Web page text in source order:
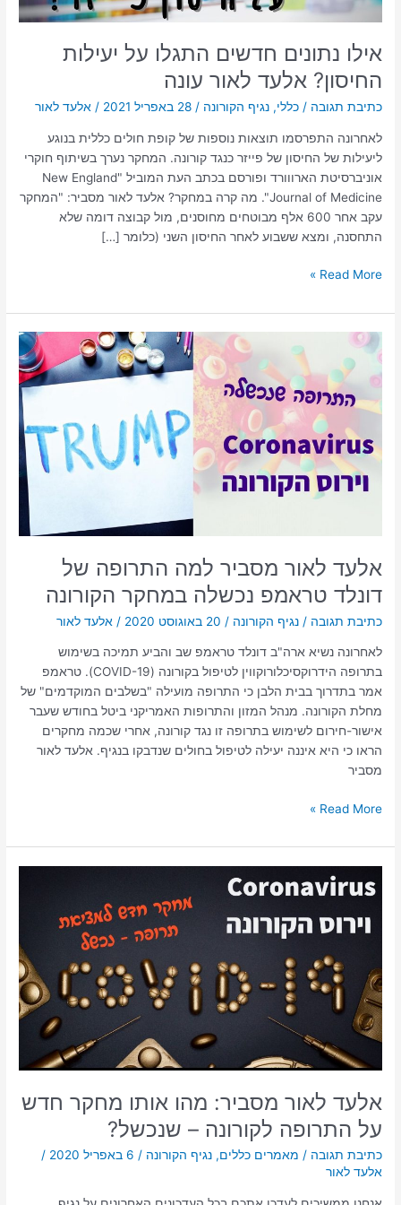
אילו נתונים חדשים התגלו על יעילות
החיסון? אלעד לאור עונה
כתיבת תגובה /כללי,נגיף הקורונה /28 באפריל 2021 /אלעד לאור
לאחרונה התפרסמו תוצאות נוספות של קופת חולים כללית בנוגע
ליעילות של החיסון של פייזר כנגד קורונה. המחקר נערך בשיתוף חוקרי
אוניברסיטת הארווורד ופורסם בכתב העת המוביל "New England
Journal of Medicine". מה קרה במחקר? אלעד לאור מסביר: "המחקר
עקב אחר 600 אלף מבוטחים מחוסנים, מול קבוצה דומה שלא
התחסנה, ומצא ששבוע לאחר החיסון השני (כלומר […]
עונה
Read More »
אלעד לאור מסביר למה התרופה של
דונלד טראמפ נכשלה במחקר הקורונה
כתיבת תגובה /נגיף הקורונה / 20 באוגוסט 2020 /אלעד לאור
לאחרונה נשיא ארה"ב דונלד טראמפ שב והביע תמיכה בשימוש
בתרופה הידרוקסיכלורוקווין לטיפול בקורונה (COVID-19). טראמפ
אמר בתדרוך בבית הלבן כי התרופה מועילה "בשלבים המוקדמים" של
מחלת הקורונה. מנהל המזון והתרופות האמריקני ביטל בחודש שעבר
אישור-חירום לשימוש בתרופה זו נגד קורונה, אחרי שכמה מחקרים
הראו כי היא איננה יעילה לטיפול בחולים שנדבקו בנגיף. אלעד לאור
מסביר
אלעד
לאור
מסביר
למה
של
דונלד
טראמפ
Read More »
אלעד לאור מסביר: מהו אותו מחקר חדש
על התרופה לקורונה – שנכשל?
כתיבת תגובה / מאמרים כללים,נגיף הקורונה / 6 באפריל 2020
/
אלעד לאור
לאור
מסביר:
מהו
מחקר
חדש
על
התרופה
לקורונה
–
שנכשל?